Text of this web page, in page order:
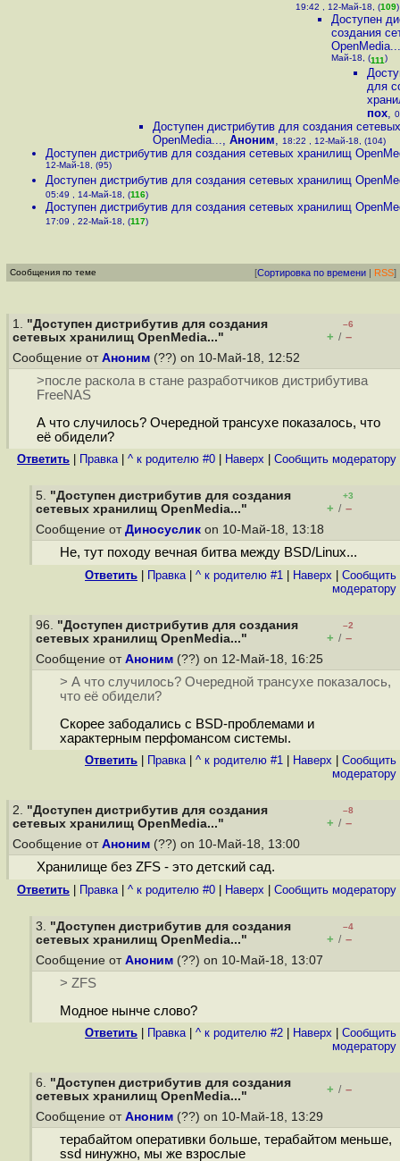
19:42 , 12-Май-18, (109)
Доступен
создания
OpenMedia...
Май-18, (111)
для
пох,
Доступен дистрибутив для создания
OpenMedia..., Аноним, 18:22 , 12-Май-18, (104)
Доступен дистрибутив для создания сетевых хранилищ
12-Май-18, (95)
Доступен дистрибутив для создания сетевых хранилищ
05:49 , 14-Май-18, (116)
Доступен дистрибутив для создания сетевых хранилищ
17:09 , 22-Май-18, (117)
Сообщения по теме [Сортировка по времени | RSS]
1. "Доступен дистрибутив для создания
сетевых хранилищ OpenMedia..."
–6
+ / –
Сообщение от Аноним (??) on 10-Май-18, 12:52
>после раскола в стане разработчиков дистрибутива
FreeNAS
А что случилось? Очередной трансухе показалось, что
её обидели?
Ответить Правка| ^ к родителю #0 Наверх Cообщить модератору
5. "Доступен дистрибутив для создания
сетевых хранилищ OpenMedia..."
+3
+ / –
Сообщение от Диносуслик on 10-Май-18, 13:18
Не, тут походу вечная битва между BSD/Linux...
Ответить Правка| ^ к родителю #1 Наверх
Cообщить
модератору
96. "Доступен дистрибутив для создания
сетевых хранилищ OpenMedia..."
–2
+ / –
Сообщение от Аноним (??) on 12-Май-18, 16:25
> А что случилось? Очередной трансухе показалось,
что её обидели?
Скорее забодались с BSD-проблемами и
характерным перфомансом системы.
Ответить Правка| ^ к родителю #1 Наверх
Cообщить
модератору
2. "Доступен дистрибутив для создания
сетевых хранилищ OpenMedia..."
–8
+ / –
Сообщение от Аноним (??) on 10-Май-18, 13:00
Хранилище без ZFS - это детский сад.
Ответить Правка| ^ к родителю #0 Наверх Cообщить модератору
3. "Доступен дистрибутив для создания
сетевых хранилищ OpenMedia..."
–4
+ / –
Сообщение от Аноним (??) on 10-Май-18, 13:07
> ZFS
Модное нынче слово?
Ответить Правка| ^ к родителю #2 Наверх
Cообщить
модератору
6. "Доступен дистрибутив для создания
сетевых хранилищ OpenMedia..."
+ / –
Сообщение от Аноним (??) on 10-Май-18, 13:29
терабайтом оперативки больше, терабайтом меньше,
ssd нинужно, мы же взрослые